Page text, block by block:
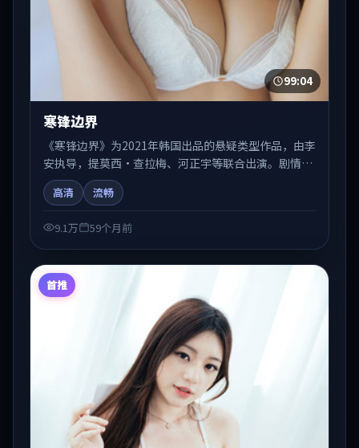
99:04
寒锋边界
《寒锋边界》为2021年韩国出品的悬疑类型作品，由李
安执导，提莫西·查拉梅、河正宇等联合出演。剧情在
人物弧光与节奏推进中展开，兼具叙事张力与视听质
感。可与站内国产剧、电影、综艺片单交叉检索，便于
高清 流畅
9.1万 59个月前
首推